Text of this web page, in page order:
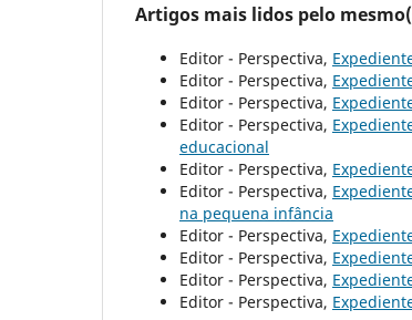
Artigos mais lidos pelo
Editor - Perspectiva,
Editor - Perspectiva,
Editor - Perspectiva,
Editor - Perspectiva,
educacional
Editor - Perspectiva,
Editor - Perspectiva,
na pequena infância
Editor - Perspectiva,
Editor - Perspectiva,
Editor - Perspectiva,
Editor - Perspectiva,